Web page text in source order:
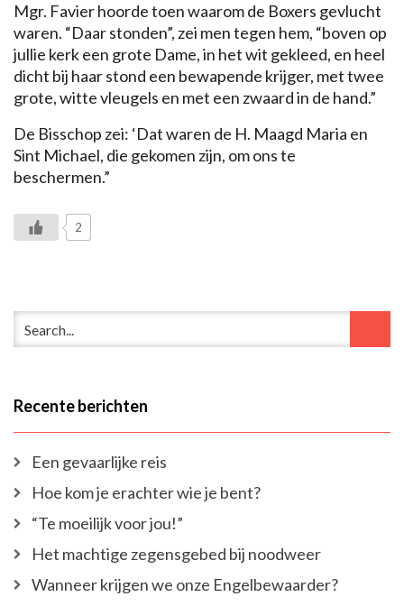
Mgr. Favier hoorde toen waarom de Boxers gevlucht
waren. “Daar stonden”, zei men tegen hem, “boven op
jullie kerk een grote Dame, in het wit gekleed, en heel
dicht bij haar stond een bewapende krijger, met twee
grote, witte vleugels en met een zwaard in de hand.”
De Bisschop zei: ‘Dat waren de H. Maagd Maria en
Sint Michael, die gekomen zijn, om ons te
beschermen.”
2
Recente berichten
Een gevaarlijke reis
Hoe kom je erachter wie je bent?
“Te moeilijk voor jou!”
Het machtige zegensgebed bij noodweer
Wanneer krijgen we onze Engelbewaarder?